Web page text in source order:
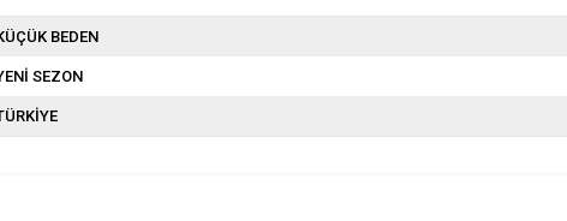
BEDEN
SEZON